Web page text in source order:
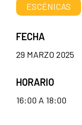
ESCÉNICAS
FECHA
29 MARZO 2025
HORARIO
16:00 A 18:00